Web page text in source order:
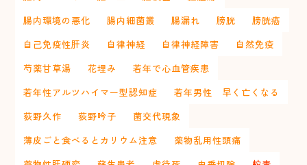
腸内環境の悪化
腸内細菌叢 腸漏れ 膀胱
膀胱癌
自己免疫性肝炎
自律神経 自律神経障害
自然免疫
芍薬甘草湯
花埋み
若年で心血管疾患
若年性アルツハイマー型認知症
若年男性 早く亡くなる
荻野久作
荻野吟子
菌交代現象
薄皮ごと食べるとカリウム注意
薬物乱用性頭痛